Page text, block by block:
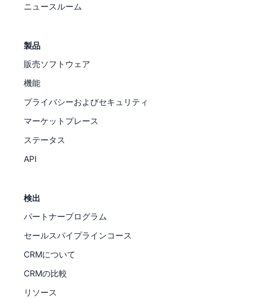
ニュースルーム
製品
販売ソフトウェア
機能
プライバシーおよびセキュリティ
マーケットプレース
ステータス
API
検出
パートナープログラム
セールスパイプラインコース
CRMについて
CRMの比較
リソース